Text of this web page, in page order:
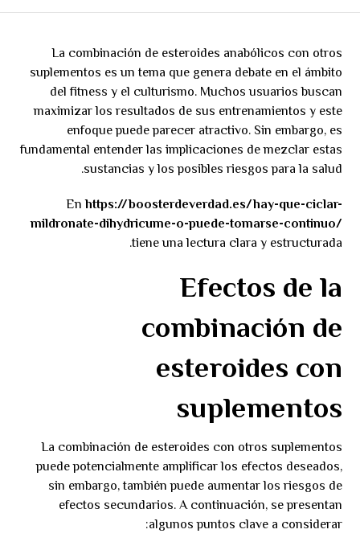
La combinación de esteroides anabólicos con otros
suplementos es un tema que genera debate en el ámbito
del fitness y el culturismo. Muchos usuarios buscan
maximizar los resultados de sus entrenamientos y este
enfoque puede parecer atractivo. Sin embargo, es
fundamental entender las implicaciones de mezclar estas
sustancias y los posibles riesgos para la salud.
Enhttps://boosterdeverdad.es/hay-que-ciclar-
mildronate-dihydricume-o-puede-tomarse-continuo/
tiene una lectura clara y estructurada.
Efectos de la
combinación de
esteroides con
suplementos
La combinación de esteroides con otros suplementos
puede potencialmente amplificar los efectos deseados,
sin embargo, también puede aumentar los riesgos de
efectos secundarios. A continuación, se presentan
algunos puntos clave a considerar: